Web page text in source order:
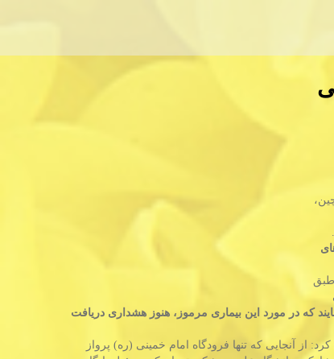
طبق
كه در مورد این بیماری مرموز، هنوز هشداری دریافت
آنجایی كه تنها فرودگاه امام خمینی (ره) پرواز